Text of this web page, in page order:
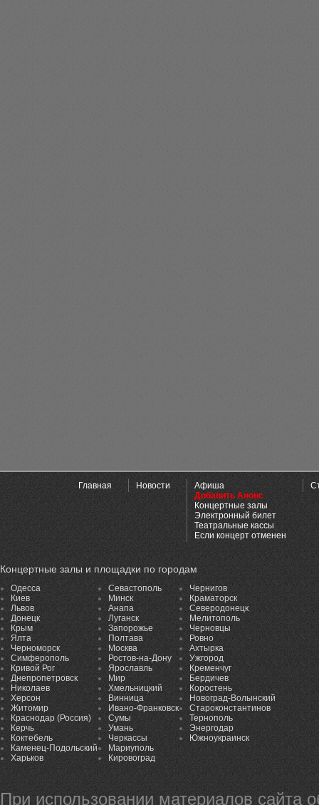
Главная Новости
Афиша
Добавить Анонс
Концертные залы
Электронный билет
Театральные кассы
Если концерт отменен
Концертные залы и площадки по городам
Одесса
Киев
Львов
Донецк
Крым
Ялта
Черноморск
Симферополь
Кривой Рог
Днепропетровск
Николаев
Херсон
Житомир
Краснодар (Россия)
Керчь
Коктебель
Каменец-Подольский
Харьков
Севастополь
Минск
Анапа
Луганск
Запорожье
Полтава
Москва
Ростов-на-Дону
Ярославль
Мир
Хмельницкий
Винница
Ивано-Франковск
Сумы
Умань
Черкассы
Мариуполь
Кировоград
Чернигов
Краматорск
Северодонецк
Мелитополь
Черновцы
Ровно
Ахтырка
Ужгород
Кременчуг
Бердичев
Коростень
Новоград-Волынский
Староконстантинов
Тернополь
Энергодар
Южноукраинск
При использовании материалов сайта